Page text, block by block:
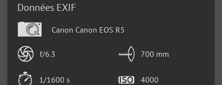
Données EXIF
Canon Canon EOS R5
f/6.3 700 mm
1/1600 s 4000